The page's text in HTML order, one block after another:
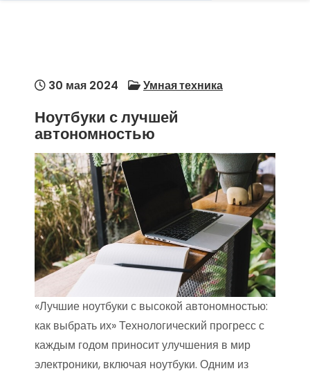
30 мая 2024 Умная техника
Ноутбуки с лучшей
автономностью
«Лучшие ноутбуки с высокой автономностью:
как выбрать их» Технологический прогресс с
каждым годом приносит улучшения в мир
электроники, включая ноутбуки. Одним из